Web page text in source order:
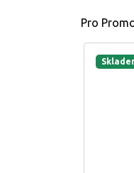
Pro